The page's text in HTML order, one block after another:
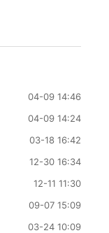
04-09 14:46
04-09 14:24
03-18 16:42
12-30 16:34
12-11 11:30
09-07 15:09
03-24 10:09